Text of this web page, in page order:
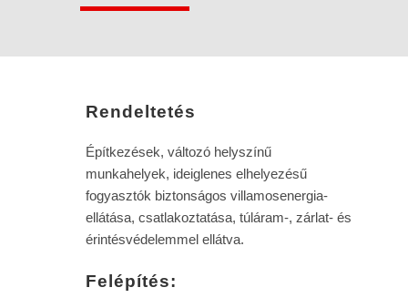
Rendeltetés
Építkezések, változó helyszínű
munkahelyek, ideiglenes elhelyezésű
fogyasztók biztonságos villamosenergia-
ellátása, csatlakoztatása, túláram-, zárlat- és
érintésvédelemmel ellátva.
Felépítés: